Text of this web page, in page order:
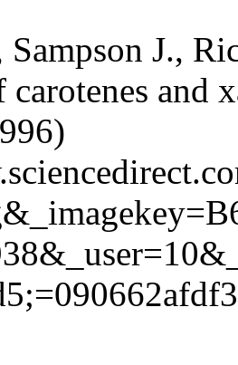
J.,
carotenes and